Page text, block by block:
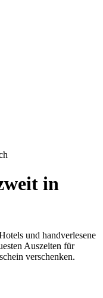
in
und handverlesene
Auszeiten für
verschenken.